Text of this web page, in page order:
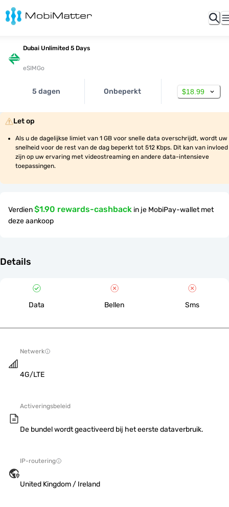
Dubai Unlimited 5 Days
eSIMGo
5 dagen Onbeperkt $18.99
Let op
Als u de dagelijkse limiet van 1 GB voor snelle data overschrijdt, wordt uw
snelheid voor de rest van de dag beperkt tot 512 Kbps. Dit kan van invloed
zijn op uw ervaring met videostreaming en andere data-intensieve
toepassingen.
Verdien$1.90 rewards-cashback in je MobiPay-wallet met
deze aankoop
Details
Data Bellen Sms
Netwerk
4G/LTE
Activeringsbeleid
De bundel wordt geactiveerd bij het eerste dataverbruik.
IP-routering
United Kingdom / Ireland